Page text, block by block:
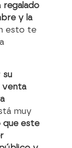
regalado
y la
esto te
su
venta
muy
que este